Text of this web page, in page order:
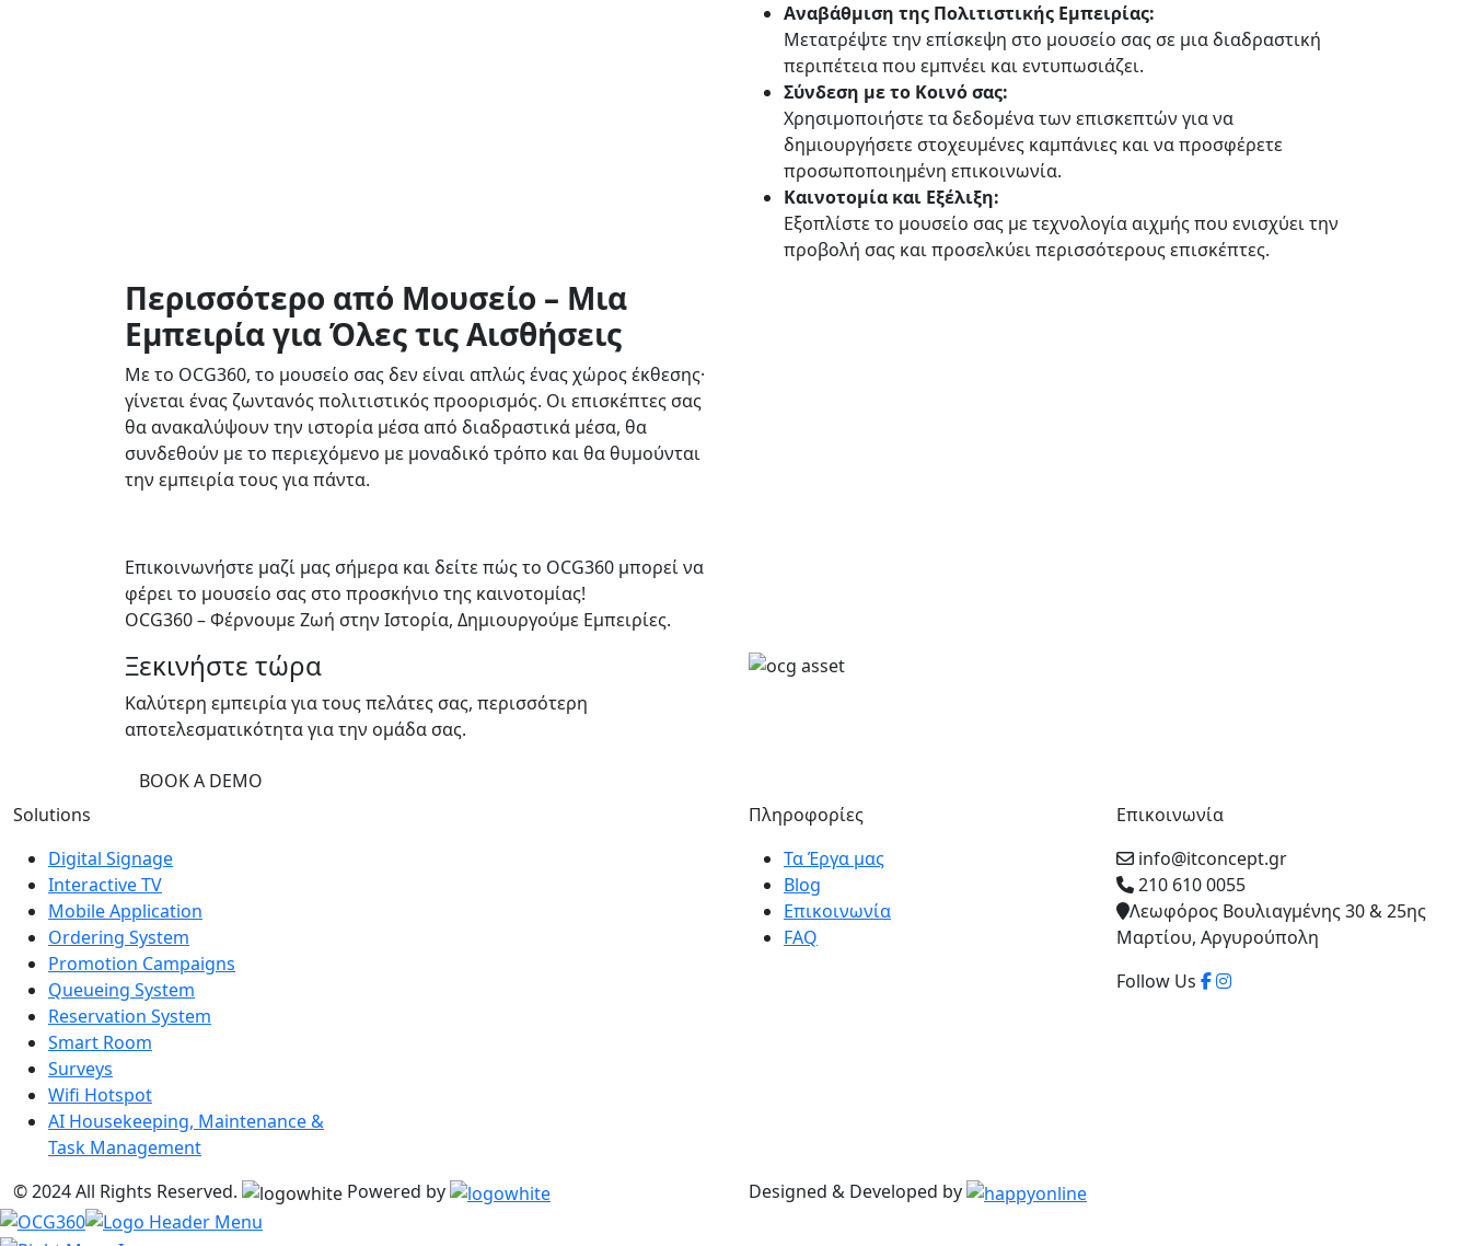
Αναβάθμιση της Πολιτιστικής Εμπειρίας:
Μετατρέψτε την επίσκεψη στο μουσείο σας σε μια διαδραστική
περιπέτεια που εμπνέει και εντυπωσιάζει.
Σύνδεση με το Κοινό σας:
Χρησιμοποιήστε τα δεδομένα των επισκεπτών για να
δημιουργήσετε στοχευμένες καμπάνιες και να προσφέρετε
προσωποποιημένη επικοινωνία.
Καινοτομία και Εξέλιξη:
Εξοπλίστε το μουσείο σας με τεχνολογία αιχμής που ενισχύει την
προβολή σας και προσελκύει περισσότερους επισκέπτες.
Περισσότερο από Μουσείο – Μια
Εμπειρία για Όλες τις Αισθήσεις
Με το OCG360, το μουσείο σας δεν είναι απλώς ένας χώρος έκθεσης·
γίνεται ένας ζωντανός πολιτιστικός προορισμός. Οι επισκέπτες σας
θα ανακαλύψουν την ιστορία μέσα από διαδραστικά μέσα, θα
συνδεθούν με το περιεχόμενο με μοναδικό τρόπο και θα θυμούνται
την εμπειρία τους για πάντα.
Επικοινωνήστε μαζί μας σήμερα και δείτε πώς το OCG360 μπορεί να
φέρει το μουσείο σας στο προσκήνιο της καινοτομίας!
OCG360 – Φέρνουμε Ζωή στην Ιστορία, Δημιουργούμε Εμπειρίες.
Ξεκινήστε τώρα
Καλύτερη εμπειρία για τους πελάτες σας, περισσότερη
αποτελεσματικότητα για την ομάδα σας.
BOOK A DEMO
Solutions
Digital Signage
Interactive TV
Mobile Application
Ordering System
Promotion Campaigns
Queueing System
Reservation System
Smart Room
Surveys
Wifi Hotspot
AI Housekeeping, Maintenance &
Task Management
Πληροφορίες
Τα Έργα μας
Blog
Επικοινωνία
FAQ
Επικοινωνία
info@itconcept.gr
210 610 0055
Λεωφόρος Βουλιαγμένης 30 & 25ης
Μαρτίου, Αργυρούπολη
Follow Us
© 2024 All Rights Reserved. Powered by Designed & Developed by